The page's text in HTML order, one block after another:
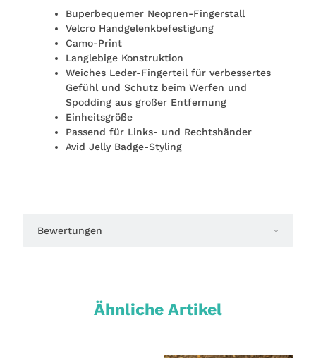
Buperbequemer Neopren-Fingerstall
Velcro Handgelenkbefestigung
Camo-Print
Langlebige Konstruktion
Weiches Leder-Fingerteil für verbessertes
Gefühl und Schutz beim Werfen und
Spodding aus großer Entfernung
Einheitsgröße
Passend für Links- und Rechtshänder
Avid Jelly Badge-Styling
Bewertungen
Ähnliche Artikel